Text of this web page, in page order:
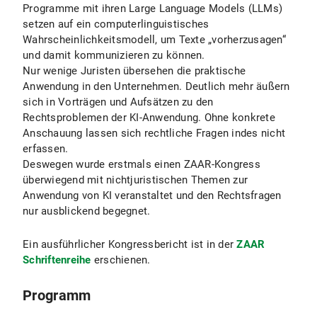
Programme mit ihren Large Language Models (LLMs)
setzen auf ein computerlinguistisches
Wahrscheinlichkeitsmodell, um Texte „vorherzusagen“
und damit kommunizieren zu können.
Nur wenige Juristen übersehen die praktische
Anwendung in den Unternehmen. Deutlich mehr äußern
sich in Vorträgen und Aufsätzen zu den
Rechtsproblemen der KI-Anwendung. Ohne konkrete
Anschauung lassen sich rechtliche Fragen indes nicht
erfassen.
Deswegen wurde erstmals einen ZAAR-Kongress
überwiegend mit nichtjuristischen Themen zur
Anwendung von KI veranstaltet und den Rechtsfragen
nur ausblickend begegnet.
Ein ausführlicher Kongressbericht ist in derZAAR
Schriftenreihe erschienen.
Programm